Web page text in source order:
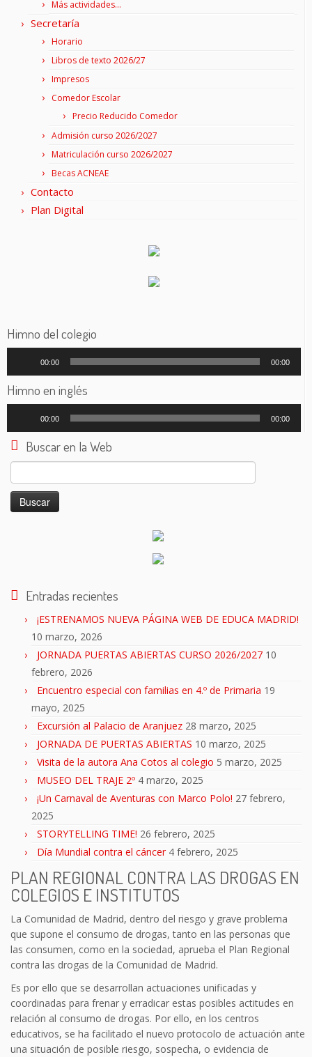
Más actividades…
Secretaría
Horario
Libros de texto 2026/27
Impresos
Comedor Escolar
Precio Reducido Comedor
Admisión curso 2026/2027
Matriculación curso 2026/2027
Becas ACNEAE
Contacto
Plan Digital
Himno del colegio
audio
00:00 00:00
Himno en inglés
audio
00:00 00:00
Buscar en la Web
Buscar:
Entradas recientes
¡ESTRENAMOS NUEVA PÁGINA WEB DE EDUCA MADRID!
10 marzo, 2026
JORNADA PUERTAS ABIERTAS CURSO 2026/2027 10
febrero, 2026
Encuentro especial con familias en 4.º de Primaria 19
mayo, 2025
Excursión al Palacio de Aranjuez 28 marzo, 2025
JORNADA DE PUERTAS ABIERTAS 10 marzo, 2025
Visita de la autora Ana Cotos al colegio 5 marzo, 2025
MUSEO DEL TRAJE 2º 4 marzo, 2025
¡Un Carnaval de Aventuras con Marco Polo! 27 febrero,
2025
STORYTELLING TIME! 26 febrero, 2025
Día Mundial contra el cáncer 4 febrero, 2025
PLAN REGIONAL CONTRA LAS DROGAS EN
COLEGIOS E INSTITUTOS
La Comunidad de Madrid, dentro del riesgo y grave problema
que supone el consumo de drogas, tanto en las personas que
las consumen, como en la sociedad, aprueba el Plan Regional
contra las drogas de la Comunidad de Madrid.
Es por ello que se desarrollan actuaciones unificadas y
coordinadas para frenar y erradicar estas posibles actitudes en
relación al consumo de drogas. Por ello, en los centros
educativos, se ha facilitado el nuevo protocolo de actuación ante
una situación de posible riesgo, sospecha, o evidencia de